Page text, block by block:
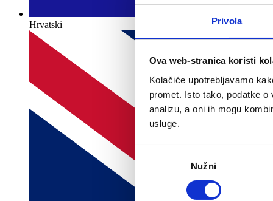
Privola
Ova web-stranica koristi
Kolačiće upotrebljavamo
promet. Isto tako, podatke
analizu, a oni ih mogu
usluge.
Nužni
Hrvatski